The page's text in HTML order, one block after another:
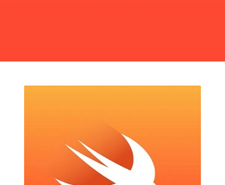
Questions pour préparer un entretien d’embauche pour un